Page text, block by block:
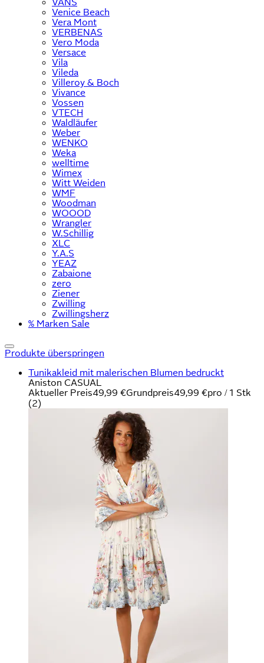
Venice Beach
Vera Mont
VERBENAS
Vero Moda
Versace
Vila
Vileda
Villeroy & Boch
Vivance
Vossen
VTECH
Waldläufer
Weber
WENKO
Weka
welltime
Wimex
Witt Weiden
WMF
Woodman
WOOOD
Wrangler
W.Schillig
XLC
Y.A.S
YEAZ
Zabaione
zero
Ziener
Zwilling
Zwillingsherz
% Marken Sale
Produkte überspringen
Tunikakleid mit malerischen Blumen bedruckt
Aniston CASUAL
Aktueller Preis49,99 €Grundpreis49,99 €pro / 1 Stk
(2)